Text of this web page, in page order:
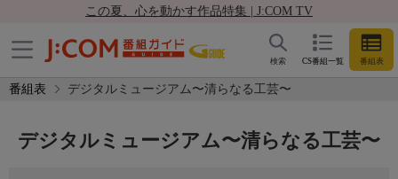
この夏、心を動かす作品特集 | J:COM TV
CS番組一覧 番組表
検索
番組表 デジタルミュージアム〜清らなる工芸〜
デジタルミュージアム〜清らなる工芸〜